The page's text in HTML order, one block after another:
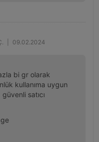
09.02.2024
bi gr olarak
kullanıma uygun
satıcı